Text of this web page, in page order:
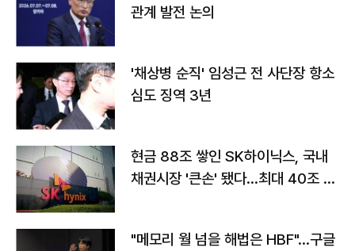
관계 발전 논의
'채상병 순직' 임성근 전 사단장 항소
심도 징역 3년
현금 88조 쌓인 SK하이닉스, 국내
채권시장 '큰손' 됐다…최대 40조 투
"메모리 월 넘을 해법은 HBF"…구글